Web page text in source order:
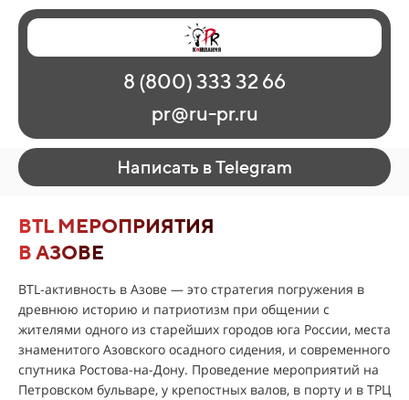
Главная
Наши работы
О рекламе
Регионы
Контакты
8 (800) 333 32 66
pr@ru-pr.ru
Написать в Telegram
BTL МЕРОПРИЯТИЯ
В АЗОВЕ
BTL-активность в Азове — это стратегия погружения в
древнюю историю и патриотизм при общении с
жителями одного из старейших городов юга России, места
знаменитого Азовского осадного сидения, и современного
спутника Ростова-на-Дону. Проведение мероприятий на
Петровском бульваре, у крепостных валов, в порту и в ТРЦ